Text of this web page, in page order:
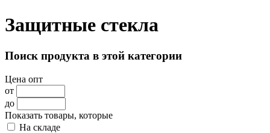
Защитные стекла
Поиск продукта в этой категории
Цена опт
от
до
Показать товары, которые
На складе